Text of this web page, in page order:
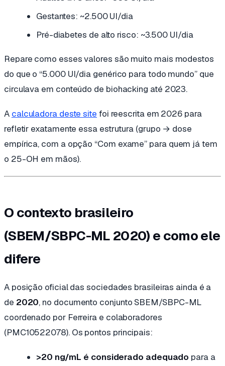
Gestantes: ~2.500 UI/dia
Pré-diabetes de alto risco: ~3.500 UI/dia
Repare como esses valores são muito mais modestos
do que o “5.000 UI/dia genérico para todo mundo” que
circulava em conteúdo de biohacking até 2023.
A calculadora deste site foi reescrita em 2026 para
refletir exatamente essa estrutura (grupo → dose
empírica, com a opção “Com exame” para quem já tem
o 25-OH em mãos).
O contexto brasileiro
(SBEM/SBPC-ML 2020) e como ele
difere
A posição oficial das sociedades brasileiras ainda é a
de 2020, no documento conjunto SBEM/SBPC-ML
coordenado por Ferreira e colaboradores
(PMC10522078). Os pontos principais:
>20 ng/mL é considerado adequado para a